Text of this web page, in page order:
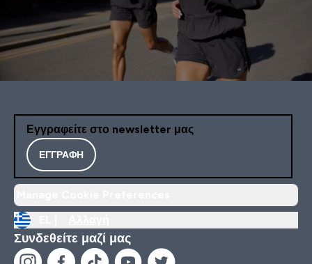
Εγγραφείτε στο newsletter μας
ΕΓΓΡΑΦΉ
Συνδεθείτε μαζί μας